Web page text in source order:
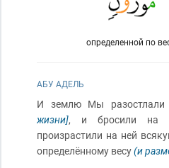
определенной по
АБУ АДЕЛЬ
И землю Мы
жизни], и бросили на
произрастили на ней
определённому весу(и